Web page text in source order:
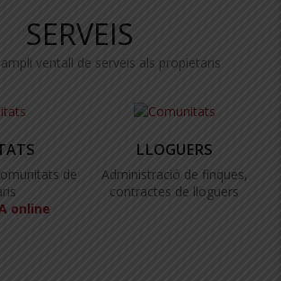
SERVEIS
ventall de serveis als propietaris
de
online
LLOGUERS
Administració de finques,
contractes de lloguers